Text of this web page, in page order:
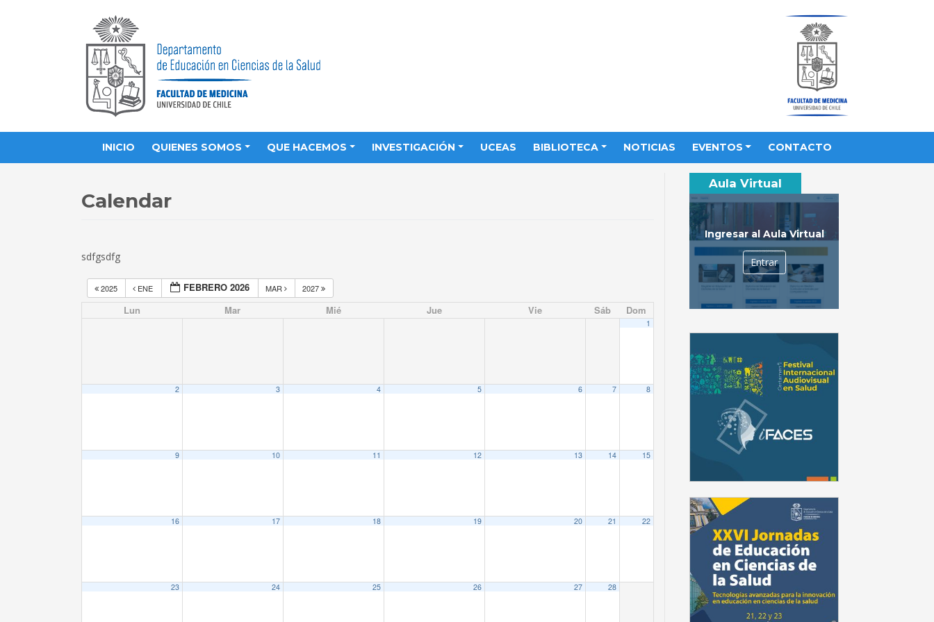
INICIO QUIENES SOMOS QUE HACEMOS INVESTIGACIÓN UCEAS BIBLIOTECA NOTICIAS EVENTOS CONTACTO
Calendar
sdfgsdfg
2025 ENE FEBRERO 2026 MAR 2027
Lun Mar Mié Jue Vie Sáb Dom
1
2 3 4 5 6 7 8
9 10 11 12 13 14 15
16 17 18 19 20 21 22
23 24 25 26 27 28
Aula Virtual
Ingresar al Aula Virtual
Entrar